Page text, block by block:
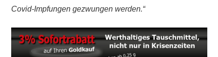
Covid-Impfungen gezwungen werden.“